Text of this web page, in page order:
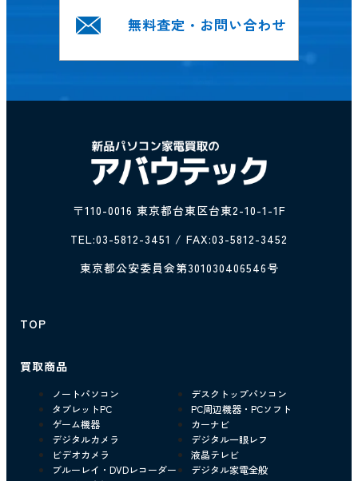
無料査定・お問い合わせ
〒110-0016 東京都台東区台東2-10-1-1F
TEL:03-5812-3451 / FAX:03-5812-3452
東京都公安委員会第301030406546号
TOP
買取商品
ノートパソコン
デスクトップパソコン
タブレットPC
PC周辺機器・PCソフト
ゲーム機器
カーナビ
デジタルカメラ
デジタル一眼レフ
ビデオカメラ
液晶テレビ
ブルーレイ・DVDレコーダー
デジタル家電全般